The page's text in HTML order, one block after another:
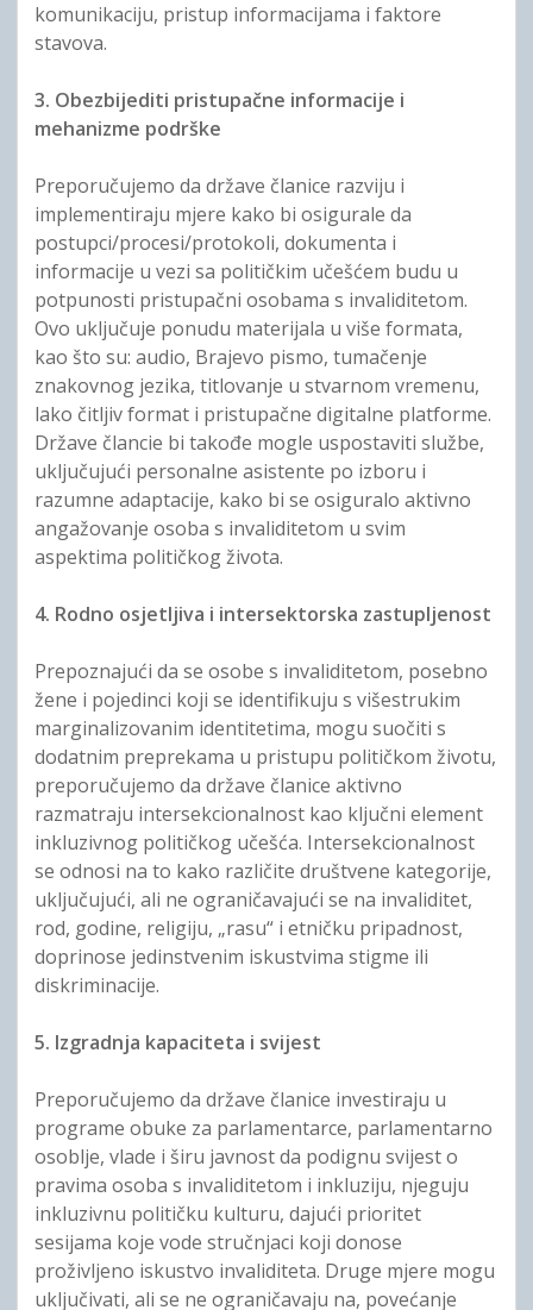
komunikaciju, pristup informacijama i faktore
stavova.
3. Obezbijediti pristupačne informacije i
mehanizme podrške
Preporučujemo da države članice razviju i
implementiraju mjere kako bi osigurale da
postupci/procesi/protokoli, dokumenta i
informacije u vezi sa političkim učešćem budu u
potpunosti pristupačni osobama s invaliditetom.
Ovo uključuje ponudu materijala u više formata,
kao što su: audio, Brajevo pismo, tumačenje
znakovnog jezika, titlovanje u stvarnom vremenu,
lako čitljiv format i pristupačne digitalne platforme.
Države člancie bi takođe mogle uspostaviti službe,
uključujući personalne asistente po izboru i
razumne adaptacije, kako bi se osiguralo aktivno
angažovanje osoba s invaliditetom u svim
aspektima političkog života.
4. Rodno osjetljiva i intersektorska zastupljenost
Prepoznajući da se osobe s invaliditetom, posebno
žene i pojedinci koji se identifikuju s višestrukim
marginalizovanim identitetima, mogu suočiti s
dodatnim preprekama u pristupu političkom životu,
preporučujemo da države članice aktivno
razmatraju intersekcionalnost kao ključni element
inkluzivnog političkog učešća. Intersekcionalnost
se odnosi na to kako različite društvene kategorije,
uključujući, ali ne ograničavajući se na invaliditet,
rod, godine, religiju, „rasu“ i etničku pripadnost,
doprinose jedinstvenim iskustvima stigme ili
diskriminacije.
5. Izgradnja kapaciteta i svijest
Preporučujemo da države članice investiraju u
programe obuke za parlamentarce, parlamentarno
osoblje, vlade i širu javnost da podignu svijest o
pravima osoba s invaliditetom i inkluziju, njeguju
inkluzivnu političku kulturu, dajući prioritet
sesijama koje vode stručnjaci koji donose
proživljeno iskustvo invaliditeta. Druge mjere mogu
uključivati, ali se ne ograničavaju na, povećanje